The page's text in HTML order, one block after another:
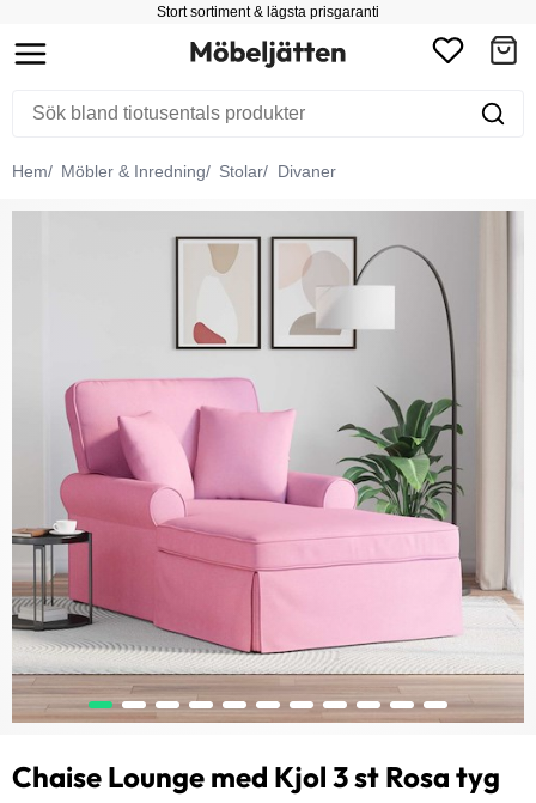
Stort sortiment & lägsta prisgaranti
Hem Möbler & Inredning Stolar Divaner
Chaise Lounge med Kjol 3 st Rosa tyg